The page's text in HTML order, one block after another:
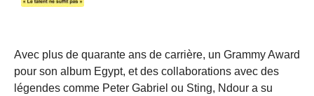
Avec plus de quarante ans de carrière, un Grammy Award
pour son album Egypt, et des collaborations avec des
légendes comme Peter Gabriel ou Sting, Ndour a su